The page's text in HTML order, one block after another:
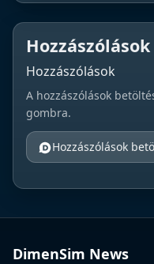
Hozzászólások
Hozzászólások
A hozzászólások
gombra.
Hozzászólások
DimenSim News